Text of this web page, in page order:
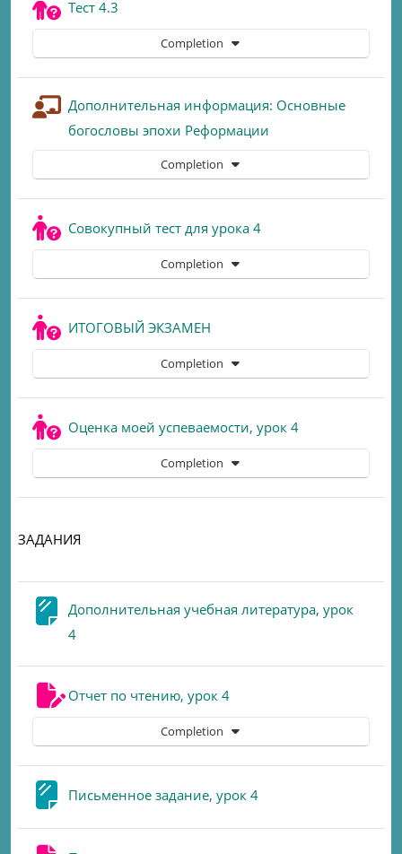
Тест 4.3
Completion
Дополнительная информация: Основные
богословы эпохи Реформации
Completion
Совокупный тест для урока 4Quiz
Completion
ИТОГОВЫЙ ЭКЗАМЕН
Completion
Оценка моей успеваемости, урок 4Quiz
Completion
ЗАДАНИЯ
Дополнительная учебная литература, урок
4Page
Отчет по чтению, урок 4Assignment
Completion
Письменное задание, урок 4Page